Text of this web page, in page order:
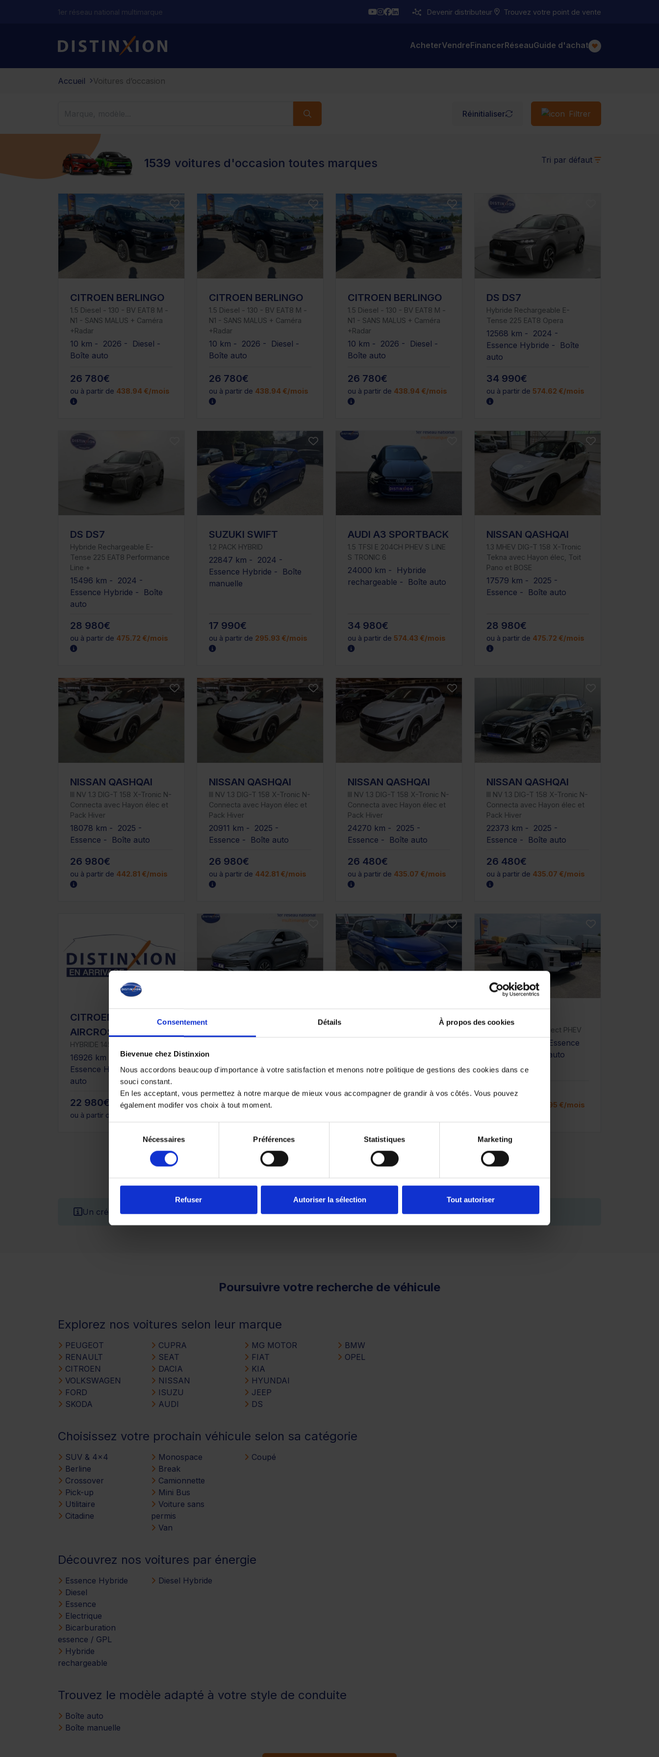
Consentement Détails À propos des cookies
Bievenue chez Distinxion
Nous accordons beaucoup d'importance à votre satisfaction et menons notre politique de gestions des cookies dans ce
souci constant.
En les acceptant, vous permettez à notre marque de mieux vous accompagner de grandir à vos côtés. Vous pouvez
également modifer vos choix à tout moment.
consentement
Nécessaires Préférences Statistiques Marketing
Refuser Autoriser la sélection Tout autoriser
1er réseau national multimarque YouTube
Instagram
Facebook
LinkedinDevenir distributeur Trouvez votre point de vente
Distinxion AcheterVendreFinancerRéseauGuide d'achat
Accueil Voitures d’occasion
Réinitialiser Filtrer
1539 voitures d'occasion toutes marques Tri par défaut
CITROEN BERLINGO
1.5 Diesel - 130 - BV EAT8 M -
N1 - SANS MALUS + Caméra
+Radar
10 km - 2026 - Diesel -
Boîte auto
26 780€
ou à partir de 438.94 €/mois
CITROEN BERLINGO
1.5 Diesel - 130 - BV EAT8 M -
N1 - SANS MALUS + Caméra
+Radar
10 km - 2026 - Diesel -
Boîte auto
26 780€
ou à partir de 438.94 €/mois
CITROEN BERLINGO
1.5 Diesel - 130 - BV EAT8 M -
N1 - SANS MALUS + Caméra
+Radar
10 km - 2026 - Diesel -
Boîte auto
26 780€
ou à partir de 438.94 €/mois
DS DS7
Hybride Rechargeable E-
Tense 225 EAT8 Opera
12568 km - 2024 -
Essence Hybride - Boîte
auto
34 990€
ou à partir de 574.62 €/mois
DS DS7
Hybride Rechargeable E-
Tense 225 EAT8 Performance
Line +
15496 km - 2024 -
Essence Hybride - Boîte
auto
28 980€
ou à partir de 475.72 €/mois
SUZUKI SWIFT
1.2 PACK HYBRID
22847 km - 2024 -
Essence Hybride - Boîte
manuelle
17 990€
ou à partir de 295.93 €/mois
AUDI A3 SPORTBACK
1.5 TFSI E 204CH PHEV S LINE
S TRONIC 6
24000 km - Hybride
rechargeable - Boîte auto
34 980€
ou à partir de 574.43 €/mois
NISSAN QASHQAI
1.3 MHEV DIG-T 158 X-Tronic
Tekna avec Hayon élec, Toit
Pano et BOSE
17579 km - 2025 -
Essence - Boîte auto
28 980€
ou à partir de 475.72 €/mois
NISSAN QASHQAI
III NV 1.3 DIG-T 158 X-Tronic N-
Connecta avec Hayon élec et
Pack Hiver
18078 km - 2025 -
Essence - Boîte auto
26 980€
ou à partir de 442.81 €/mois
NISSAN QASHQAI
III NV 1.3 DIG-T 158 X-Tronic N-
Connecta avec Hayon élec et
Pack Hiver
20911 km - 2025 -
Essence - Boîte auto
26 980€
ou à partir de 442.81 €/mois
NISSAN QASHQAI
III NV 1.3 DIG-T 158 X-Tronic N-
Connecta avec Hayon élec et
Pack Hiver
24270 km - 2025 -
Essence - Boîte auto
26 480€
ou à partir de 435.07 €/mois
NISSAN QASHQAI
III NV 1.3 DIG-T 158 X-Tronic N-
Connecta avec Hayon élec et
Pack Hiver
22373 km - 2025 -
Essence - Boîte auto
26 480€
ou à partir de 435.07 €/mois
CITROEN C3
AIRCROSS
HYBRIDE 145 E-DSC6 MAX
16926 km - 2025 -
Essence Hybride - Boîte
auto
22 980€
ou à partir de
COMFORT
100 km - 2026 - Hybride
rechargeable - Boîte auto
34 480€
ou à partir de566.69 €/mois
manuelle
16 490€
JAECOO J7
1.5 SHS-P - 279 Select PHEV
10 km - 2026 - Essence
Hybride - Boîte auto
33 980€
558.95 €/mois
Un crédit vous engage et doit être remboursé. Vérifiez vos capacités de remboursement avant de vous engager.
Poursuivre votre recherche de véhicule
Explorez nos voitures selon leur marque
PEUGEOT
RENAULT
CITROEN
VOLKSWAGEN
FORD
SKODA
CUPRA
SEAT
DACIA
NISSAN
ISUZU
AUDI
MG MOTOR
FIAT
KIA
HYUNDAI
JEEP
DS
BMW
OPEL
Choisissez votre prochain véhicule selon sa catégorie
SUV & 4x4
Berline
Crossover
Pick-up
Utilitaire
Citadine
Monospace
Break
Camionnette
Mini Bus
Voiture sans
permis
Van
Coupé
Découvrez nos voitures par énergie
Essence Hybride
Diesel
Essence
Electrique
Bicarburation
essence / GPL
Hybride
rechargeable
Diesel Hybride
Trouvez le modèle adapté à votre style de conduite
Boîte auto
Boîte manuelle